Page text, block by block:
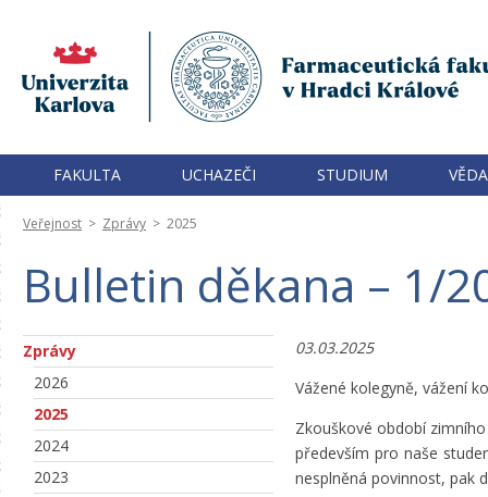
FAKULTA UCHAZEČI STUDIUM
Veřejnost > Zprávy > 2025
Bulletin děkana – 1/
Zprávy
2026
2025
2024
2023
03.03.2025
Vážené kolegyně, vážení
Zkouškové období
především pro naše
nesplněná povinnost, pak